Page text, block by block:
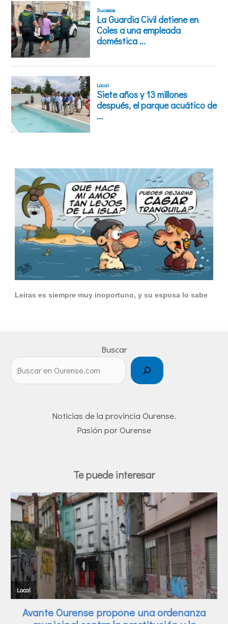
Leiras es siempre muy inoportuno, y su esposa lo sabe
Buscar
Noticias de la provincia Ourense.
Pasión por Ourense
Te puede interesar